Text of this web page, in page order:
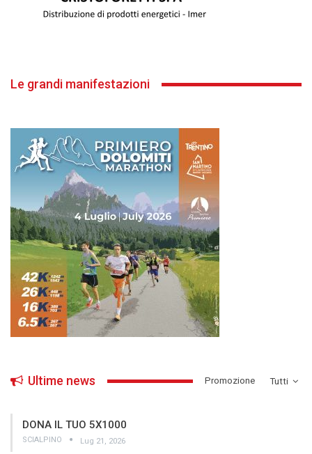
Le grandi manifestazioni
Tutti
Ultime news ­Promozione
DONA IL TUO 5X1000
SCIALPINO Lug 21, 2026